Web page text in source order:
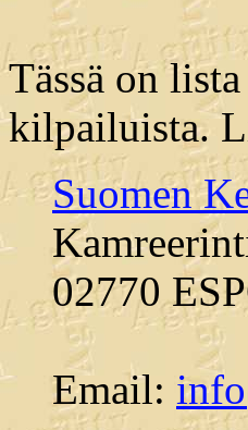
Tässä on
kilpailuista.
Suomen
02770
Email: